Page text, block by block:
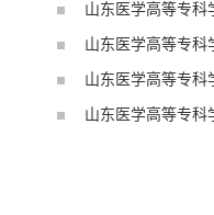
山东医学高等专科
山东医学高等专科
山东医学高等专科
山东医学高等专科